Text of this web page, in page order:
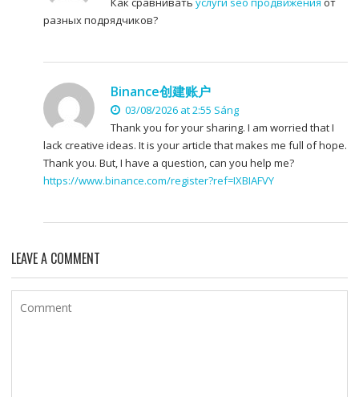
разных подрядчиков?
Binance创建账户
03/08/2026 at 2:55 Sáng
Thank you for your sharing. I am worried that I
lack creative ideas. It is your article that makes me full of hope.
Thank you. But, I have a question, can you help me?
https://www.binance.com/register?ref=IXBIAFVY
LEAVE A COMMENT